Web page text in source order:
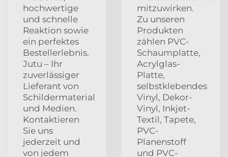
hochwertige
und schnelle
Reaktion sowie
ein perfektes
Bestellerlebnis.
Jutu – Ihr
zuverlässiger
Lieferant von
Schildermaterial
und Medien.
Kontaktieren
Sie uns
jederzeit und
von jedem
mitzuwirken.
Zu unseren
Produkten
zählen PVC-
Schaumplatte,
Acrylglas-
Platte,
selbstklebendes
Vinyl, Dekor-
Vinyl, Inkjet-
Textil, Tapete,
PVC-
Planenstoff
und PVC-